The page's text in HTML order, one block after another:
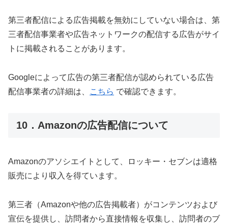
第三者配信による広告掲載を無効にしていない場合は、第
三者配信事業者や広告ネットワークの配信する広告がサイ
トに掲載されることがあります。
Googleによって広告の第三者配信が認められている広告
配信事業者の詳細は、
こちら で確認できます。
10．Amazonの広告配信について
Amazonのアソシエイトとして、ロッキー・セブンは適格
販売により収入を得ています。
第三者（Amazonや他の広告掲載者）がコンテンツおよび
宣伝を提供し、訪問者から直接情報を収集し、訪問者のブ